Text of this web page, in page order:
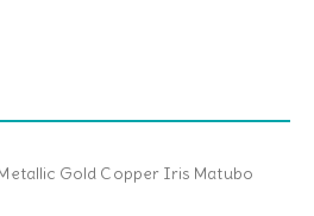
Gold Copper Iris Matubo